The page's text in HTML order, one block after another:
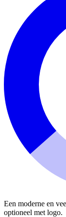
Een moderne en
optioneel met logo.